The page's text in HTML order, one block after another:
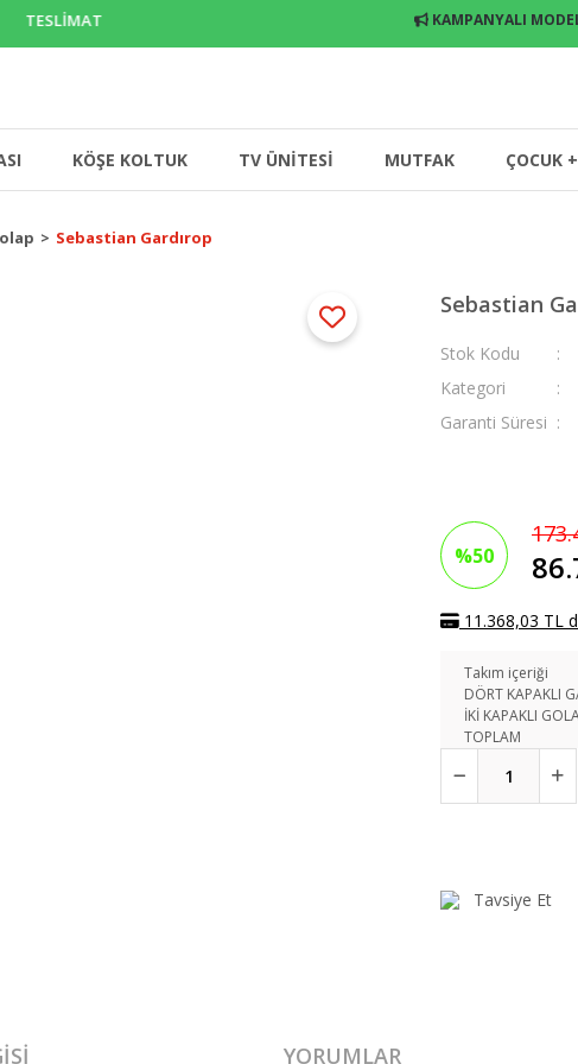
KAMPANYALI
KÖŞE KOLTUK TV ÜNİTESİ MUTFAK ÇOCUK
Sebastian Gardırop
Sebastian
Stok Kodu
Kategori
Garanti Süresi
%50
11.368,03 TL
Takım içeriği
DÖRT KAPAKLI
İKİ KAPAKLI
TOPLAM
Tavsiye Et
YORUMLAR